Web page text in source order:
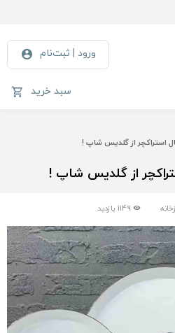
ورود | ثبت‌نام
سبد خرید
استراکچر از گلدیس شاپ !
از گلدیس شاپ !